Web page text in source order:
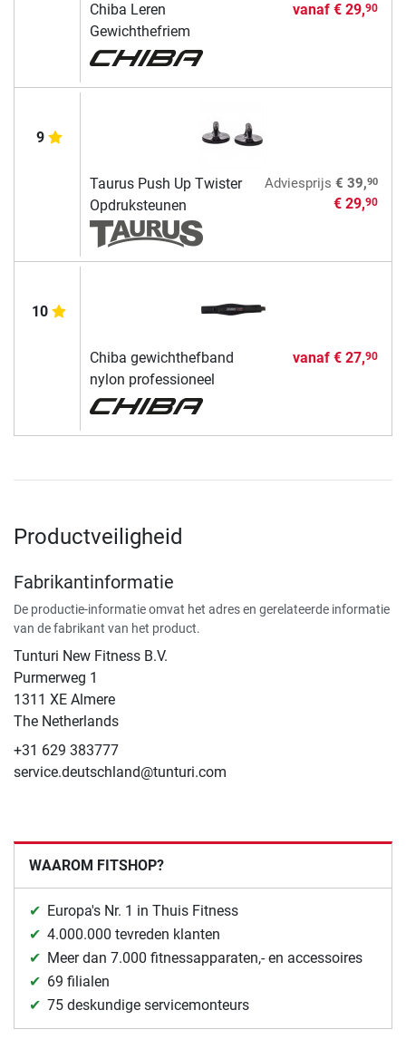
Chiba Leren
Gewichthefriem
vanaf € 29,90
9
Taurus Push Up Twister
Opdruksteunen
Adviesprijs € 39,90
€ 29,90
10
Chiba gewichthefband
nylon professioneel
vanaf € 27,90
Productveiligheid
Fabrikantinformatie
De productie-informatie omvat het adres en gerelateerde informatie
van de fabrikant van het product.
Tunturi New Fitness B.V.
​Purmerweg 1
1311 XE Almere
The Netherlands
+31 629 383777
service.deutschland@tunturi.com
WAAROM FITSHOP?
Europa's Nr. 1 in Thuis Fitness
4.000.000 tevreden klanten
Meer dan 7.000 fitnessapparaten,- en accessoires
69 filialen
75 deskundige servicemonteurs